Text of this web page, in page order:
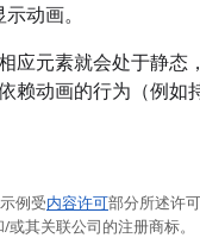
动画。
应元素就会处于静态
赖动画的行为（例如
例受内容许可部分所述许
其关联公司的注册商标。